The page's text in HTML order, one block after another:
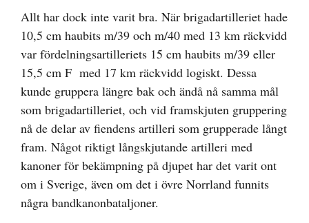
Allt har dock inte varit bra. När brigadartilleriet hade
10,5 cm haubits m/39 och m/40 med 13 km räckvidd
var fördelningsartilleriets 15 cm haubits m/39 eller
15,5 cm F med 17 km räckvidd logiskt. Dessa
kunde gruppera längre bak och ändå nå samma mål
som brigadartilleriet, och vid framskjuten gruppering
nå de delar av fiendens artilleri som grupperade långt
fram. Något riktigt långskjutande artilleri med
kanoner för bekämpning på djupet har det varit ont
om i Sverige, även om det i övre Norrland funnits
några bandkanonbataljoner.